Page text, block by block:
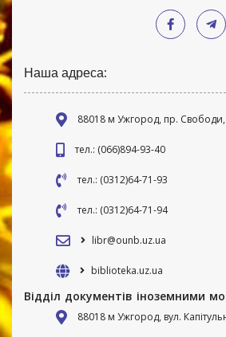
Наша адреса:
88018 м Ужгород, пр.
тел.: (066)894-93-40
тел.: (0312)64-71-93
тел.: (0312)64-71-94
libr@ounb.uz.ua
biblioteka.uz.ua
Відділ документів іноземними
88018 м Ужгород, вул.